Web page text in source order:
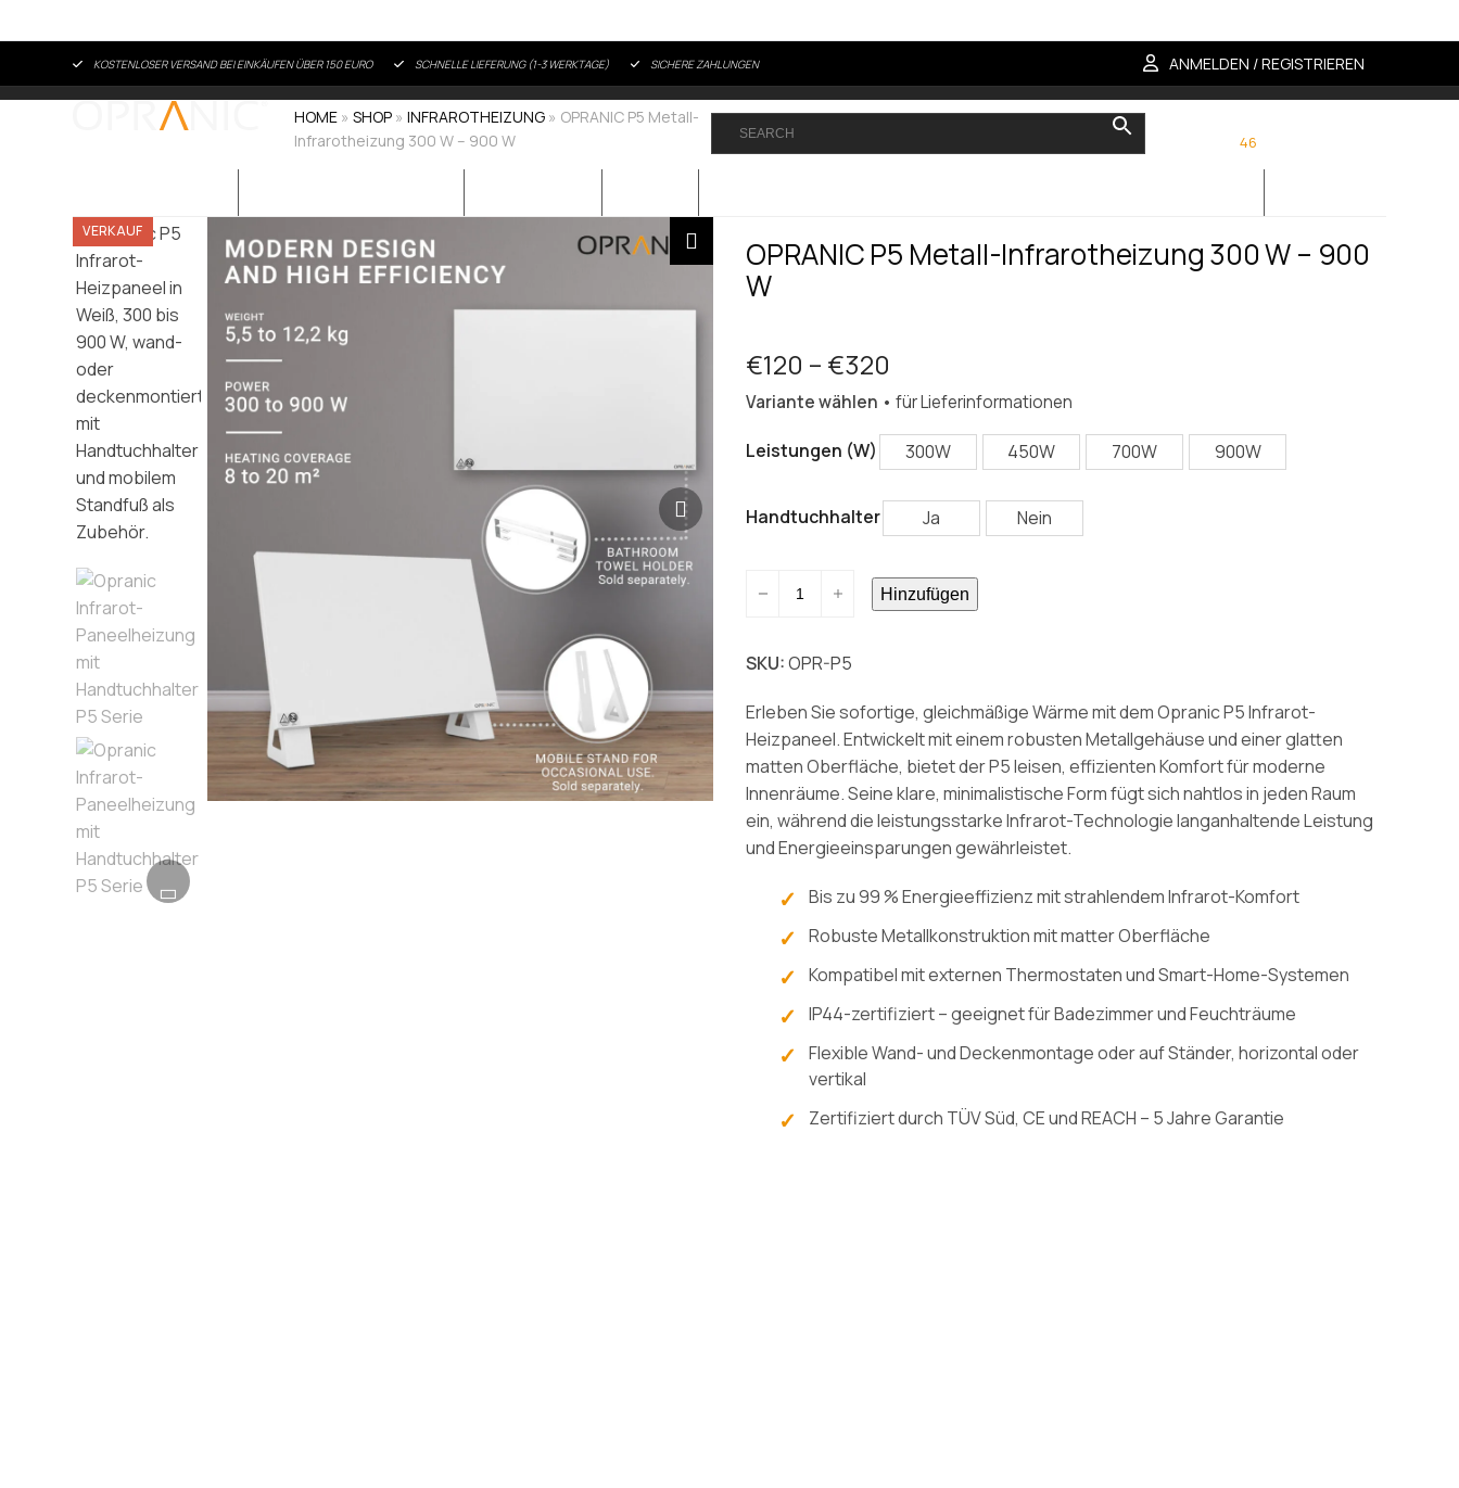
to
content
KOSTENLOSER VERSAND BEI EINKÄUFEN ÜBER 150 EURO SCHNELLE LIEFERUNG (1-3 WERKTAGE) SICHERE ZAHLUNGEN ANMELDEN / REGISTRIEREN
46
HOME» SHOP» INFRAROTHEIZUNG» OPRANIC P5 Metall-
Infrarotheizung 300 W – 900 W
VERKAUF
OPRANIC P5 Metall-Infrarotheizung 300 W – 900
W
€120 – €320
€120
bis
€320
Variante wählen • für Lieferinformationen
Leistungen (W) 300W 450W 700W 900W
Handtuchhalter Ja Nein
Infrarotheizung
300
-
900
W
Menge
Hinzufügen
SKU:OPR-P5
Erleben Sie sofortige, gleichmäßige Wärme mit dem Opranic P5 Infrarot-
Heizpaneel. Entwickelt mit einem robusten Metallgehäuse und einer glatten
matten Oberfläche, bietet der P5 leisen, effizienten Komfort für moderne
Innenräume. Seine klare, minimalistische Form fügt sich nahtlos in jeden Raum
ein, während die leistungsstarke Infrarot-Technologie langanhaltende Leistung
und Energieeinsparungen gewährleistet.
Bis zu 99 % Energieeffizienz mit strahlendem Infrarot-Komfort
Robuste Metallkonstruktion mit matter Oberfläche
Kompatibel mit externen Thermostaten und Smart-Home-Systemen
IP44-zertifiziert – geeignet für Badezimmer und Feuchträume
Flexible Wand- und Deckenmontage oder auf Ständer, horizontal oder
vertikal
Zertifiziert durch TÜV Süd, CE und REACH – 5 Jahre Garantie